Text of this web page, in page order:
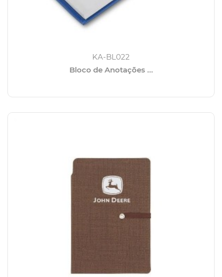
KA-BL022
Bloco de Anotações ...